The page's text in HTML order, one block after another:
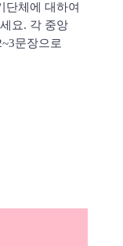
단체에 대하여
요. 각 중앙
문장으로